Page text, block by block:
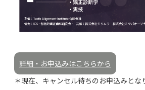
詳細・お申込みはこちらから
＊現在、キャンセル待ちのお申込みとな